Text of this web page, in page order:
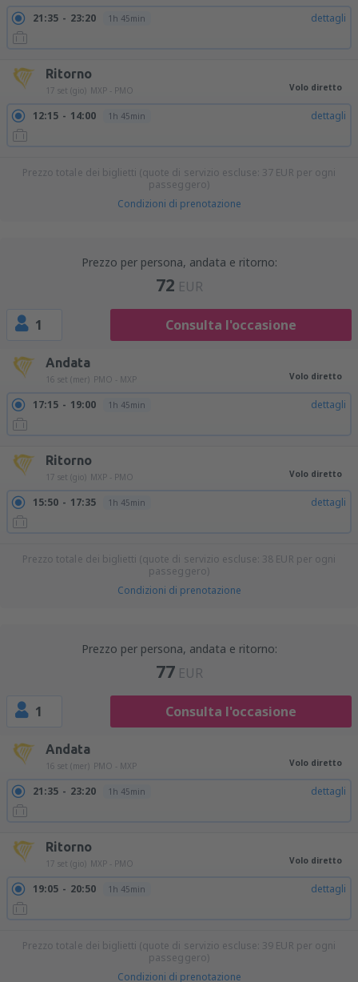
21:35 23:20 1h 45min dettagli
Ritorno
17 set (gio) MXP - PMO Volo diretto
12:15 14:00 1h 45min dettagli
Prezzo totale dei biglietti (quote di servizio escluse: 37 EUR per ogni
passeggero)
Condizioni di prenotazione
Prezzo per persona, andata e ritorno:
72 EUR
1 Consulta l'occasione
Andata
16 set (mer) PMO - MXP Volo diretto
17:15 19:00 1h 45min dettagli
Ritorno
17 set (gio) MXP - PMO Volo diretto
15:50 17:35 1h 45min dettagli
Prezzo totale dei biglietti (quote di servizio escluse: 38 EUR per ogni
passeggero)
Condizioni di prenotazione
Prezzo per persona, andata e ritorno:
77 EUR
1 Consulta l'occasione
Andata
16 set (mer) PMO - MXP Volo diretto
21:35 23:20 1h 45min dettagli
Ritorno
17 set (gio) MXP - PMO Volo diretto
19:05 20:50 1h 45min dettagli
Prezzo totale dei biglietti (quote di servizio escluse: 39 EUR per ogni
passeggero)
Condizioni di prenotazione